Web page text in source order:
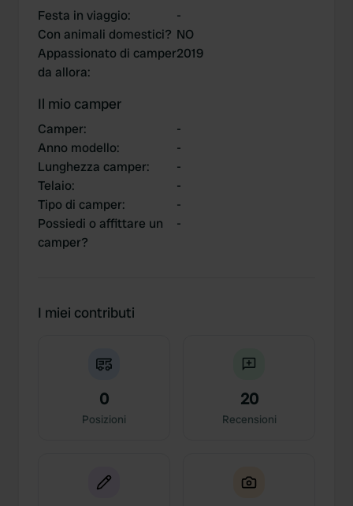
Festa in viaggio:
-
Con animali domestici? NO
Appassionato di camper
da allora:
2019
Il mio camper
Camper:
-
Anno modello:
-
Lunghezza camper:
-
Telaio:
-
Tipo di camper:
-
Possiedi o affittare un
camper?
-
I miei contributi
0
Posizioni
20
Recensioni